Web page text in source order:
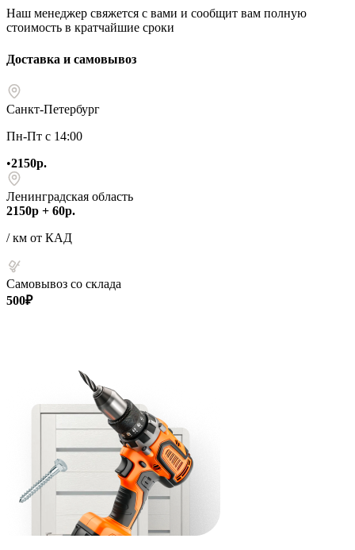
Наш менеджер свяжется с вами и сообщит вам полную
стоимость в кратчайшие сроки
Доставка и самовывоз
Санкт-Петербург
Пн-Пт с 14:00
•2150р.
Ленинградская область
2150р + 60р.
/ км от КАД
Самовывоз со склада
500₽